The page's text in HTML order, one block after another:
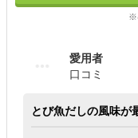
※
愛用者
口コミ
とび魚だしの風味が